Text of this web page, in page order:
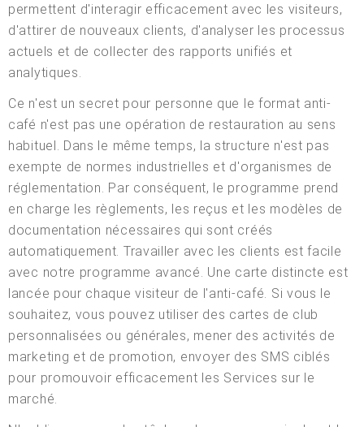
permettent d'interagir efficacement avec les visiteurs,
d'attirer de nouveaux clients, d'analyser les processus
actuels et de collecter des rapports unifiés et
analytiques.
Ce n'est un secret pour personne que le format anti-
café n'est pas une opération de restauration au sens
habituel. Dans le même temps, la structure n'est pas
exempte de normes industrielles et d'organismes de
réglementation. Par conséquent, le programme prend
en charge les règlements, les reçus et les modèles de
documentation nécessaires qui sont créés
automatiquement. Travailler avec les clients est facile
avec notre programme avancé. Une carte distincte est
lancée pour chaque visiteur de l'anti-café. Si vous le
souhaitez, vous pouvez utiliser des cartes de club
personnalisées ou générales, mener des activités de
marketing et de promotion, envoyer des SMS ciblés
pour promouvoir efficacement les Services sur le
marché.